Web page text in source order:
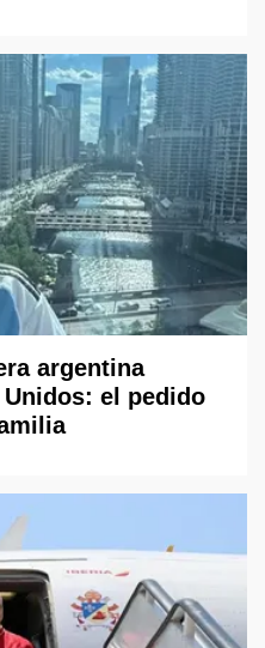
argentina
el pedido